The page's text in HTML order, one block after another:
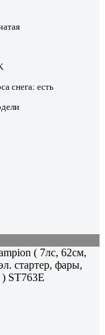
снега: есть
( 7лс, 62см,
стартер, фары,
ST763E